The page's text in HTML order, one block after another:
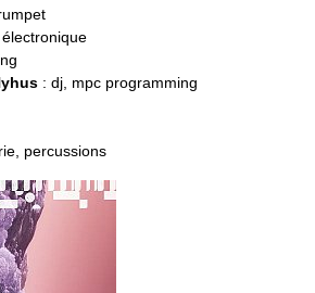
: dj, mpc programming
percussions